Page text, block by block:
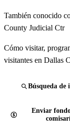
También conocido
County Judicial Ctr
Cómo visitar,
visitantes en Dallas
Búsqueda de
Enviar